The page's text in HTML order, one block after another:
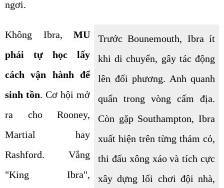
ngơi.
Trước Bounemouth, Ibra ít
khi di chuyển, gây tác động
lên đối phương. Anh quanh
quẩn trong vòng cấm địa.
Còn gặp Southampton, Ibra
xuất hiện trên từng thảm cỏ,
thi đấu xông xáo và tích cực
xây dựng lối chơi đội nhà,
Không Ibra, MU
phải tự học lấy
cách vận hành để
sinh tồn. Cơ hội mở
ra cho Rooney,
Martial hay
Rashford. Vắng
"King Ibra",